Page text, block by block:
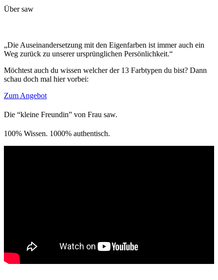
Über saw
„Die Auseinandersetzung mit den Eigenfarben ist immer auch ein
Weg zurück zu unserer ursprünglichen Persönlichkeit.“
Möchtest auch du wissen welcher der 13 Farbtypen du bist? Dann
schau doch mal hier vorbei:
Zum Angebot
Die “kleine Freundin” von Frau saw.
100% Wissen. 1000% authentisch.